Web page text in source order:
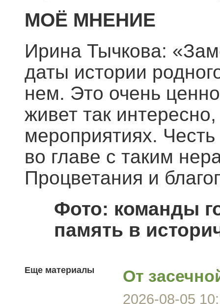
МОЁ МНЕНИЕ
Ирина Тычкова:
даты истории
нем. Это очень
живет так
мероприятиях. Честь
во главе с таким
Процветания и
Фото: команды
память в
Еще материалы От
2026-08-05